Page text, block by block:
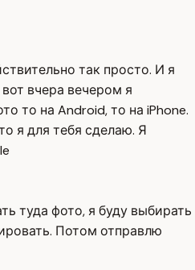
так просто. И я
вчера вечером я
то на Android, то на iPhone.
я для тебя сделаю. Я
туда фото, я буду выбирать
Потом отправлю